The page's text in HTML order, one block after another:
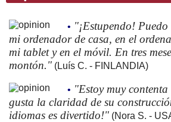
• "¡Estupendo!
mi ordenador de casa, en el
mi tablet y en el móvil. En tres
montón." (Luís C. - FINLANDIA)
• "Estoy muy
gusta la claridad de su
idiomas es divertido!" (Nora S. -